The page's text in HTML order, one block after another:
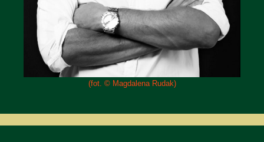
(fot. © Magdalena Rudak)